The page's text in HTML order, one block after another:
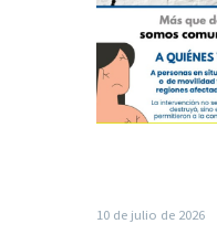
10 de julio de 2026